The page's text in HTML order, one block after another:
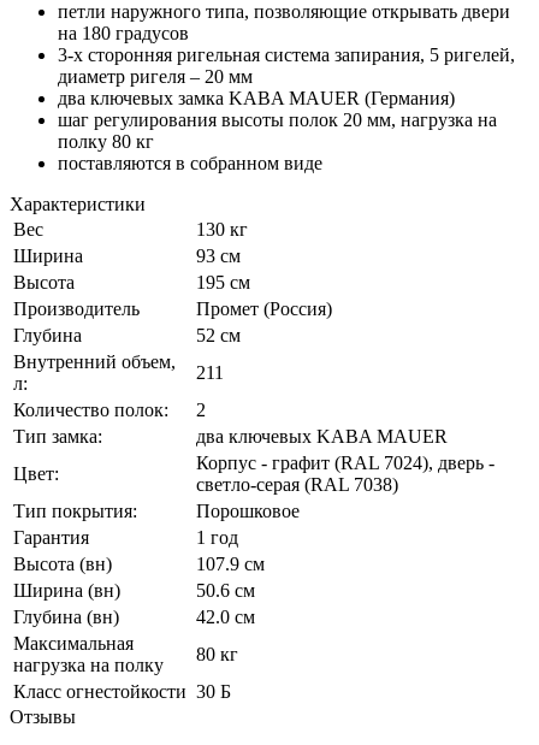
петли наружного типа, позволяющие открывать двери
на 180 градусов
3-х сторонняя ригельная система запирания, 5 ригелей,
диаметр ригеля – 20 мм
два ключевых замка KABA MAUER (Германия)
шаг регулирования высоты полок 20 мм, нагрузка на
полку 80 кг
поставляются в собранном виде
Характеристики
Вес
130 кг
Ширина
93 см
Высота
195 см
Производитель
Промет (Россия)
Глубина
52 см
Внутренний объем,
л:
211
Количество полок:
2
Тип замка:
два ключевых KABA MAUER
Цвет:
Корпус - графит (RAL 7024), дверь -
светло-серая (RAL 7038)
Тип покрытия:
Порошковое
Гарантия
1 год
Высота (вн)
107.9 см
Ширина (вн)
50.6 см
Глубина (вн)
42.0 см
Максимальная
нагрузка на полку
80 кг
Класс огнестойкости 30 Б
Отзывы